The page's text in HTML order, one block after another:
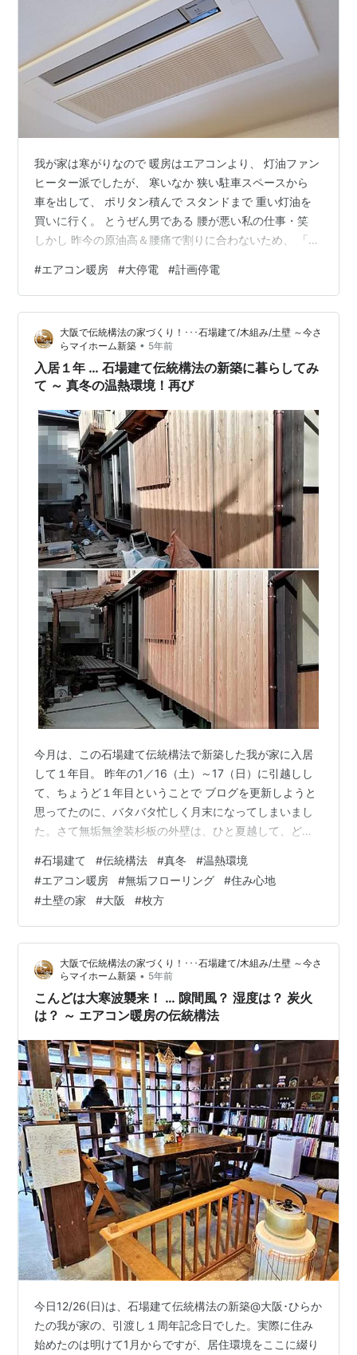
我が家は寒がりなので 暖房はエアコンより、 灯油ファン
ヒーター派でしたが、 寒いなか 狭い駐車スペースから
車を出して、 ポリタン積んで スタンドまで 重い灯油を
買いに行く。 とうぜん男である 腰が悪い私の仕事・笑
しかし 昨今の原油高＆腰痛で割りに合わないため、 「暖
に電気を流すより、 ハイテクなエアコンのが 省エネ高効
率ですね。 故障していた 居間のエアコンを買い替えまし
た！ 消費電力 170W～4kW（デカい！ ） でも電圧200V
仕様なのでね。16℃設定 弱運転で節電。 天井ビルトイ
ンは 電気工事士じゃなきゃ扱えず、 交換作業には 2…
#エアコン暖房 #大停電 #計画停電
大阪で伝統構法の家づくり！･･･石場建て/木組み/土壁 ～今さ
らマイホーム新築 • 5年前
入居１年 … 石場建て伝統構法の新築に暮らしてみ
て ～ 真冬の温熱環境！再び
今月は、この石場建て伝統構法で新築した我が家に入居
して１年目。 昨年の1／16（土）～17（日）に引越しし
て、ちょうど１年目ということで ブログを更新しようと
思ってたのに、バタバタ忙しく月末になってしまいまし
た。さて無垢無塗装杉板の外壁は、ひと夏越して、どう
早々、​棟梁​がウッドデッキを作ってくれているところ。
下が2022/1/31。時間は上が10時前で下が11時半頃で、
影の映り方が違いますが、 こうして見ると１年ぐらいで
は変化は感じられません･･･微妙に濃くなったかな？あら
ためて​「新居に入居！～山のような荷物をどう収納する
か？･･･…
#石場建て #伝統構法 #真冬 #温熱環境
#エアコン暖房 #無垢フローリング #住み心地
#土壁の家 #大阪 #枚方
大阪で伝統構法の家づくり！･･･石場建て/木組み/土壁 ～今さ
らマイホーム新築 • 5年前
こんどは大寒波襲来！ … 隙間風？ 湿度は？ 炭火
は？ ～ エアコン暖房の伝統構法
今日12/26(日)は、石場建て伝統構法の新築@大阪･ひらか
たの我が家の、引渡し１周年記念日でした。実際に住み
始めたのは明けて1月からですが、居住環境をここに綴り